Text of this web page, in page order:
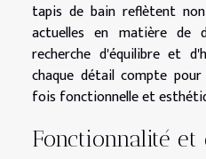
tapis de bain reflètent
actuelles en matière de
recherche d'équilibre et
chaque détail compte
fois fonctionnelle et
Fonctionnalité et